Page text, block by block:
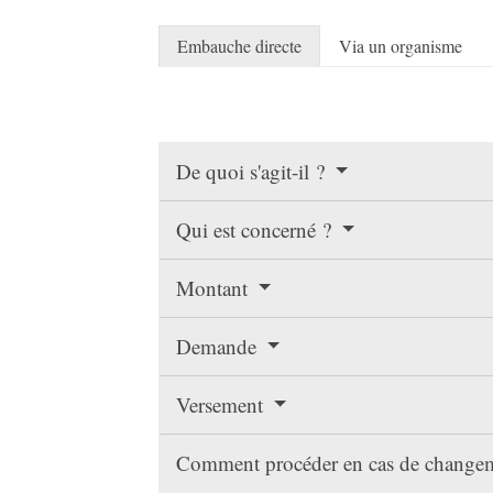
Embauche directe Via un organisme
De quoi s'agit-il ?
Qui est concerné ?
Montant
Demande
Versement
Comment procéder en cas de